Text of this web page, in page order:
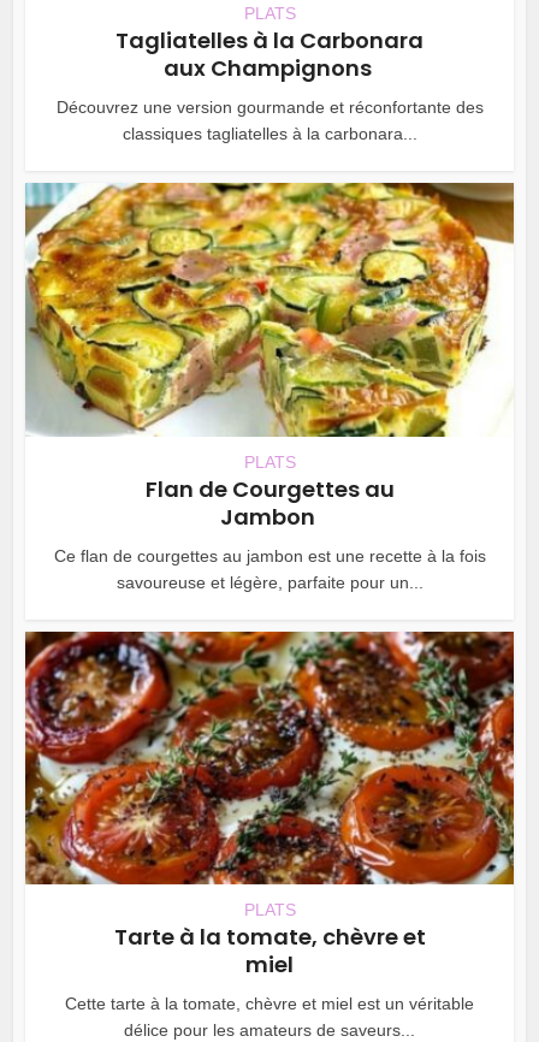
PLATS
Tagliatelles à la Carbonara
aux Champignons
Découvrez une version gourmande et réconfortante des
classiques tagliatelles à la carbonara...
PLATS
Flan de Courgettes au
Jambon
Ce flan de courgettes au jambon est une recette à la fois
savoureuse et légère, parfaite pour un...
PLATS
Tarte à la tomate, chèvre et
miel
Cette tarte à la tomate, chèvre et miel est un véritable
délice pour les amateurs de saveurs...